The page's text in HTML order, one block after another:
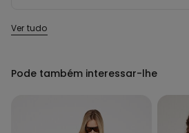
Ver tudo
Pode também interessar-lhe